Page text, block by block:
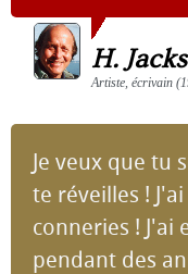
H.
Artiste, écrivain
Je veux que tu
te réveilles !
conneries !
pendant des